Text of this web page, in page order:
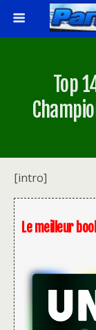
Top
[intro]
Le meilleur